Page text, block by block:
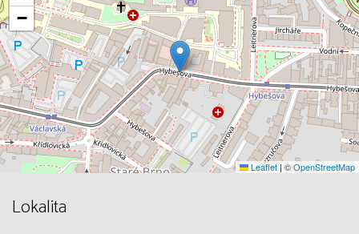
−
Leaflet | ©OpenStreetMap
Lokalita